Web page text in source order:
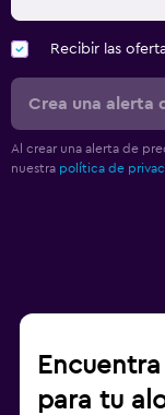
Recibir las
Crea una alerta
Al crear una alerta de
nuestra política de
para tu